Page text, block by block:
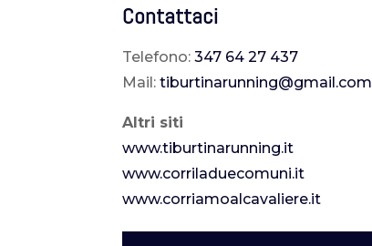
Contattaci
Telefono:347 64 27 437
Mail:tiburtinarunning@gmail.com
Altri siti
www.tiburtinarunning.it
www.corriladuecomuni.it
www.corriamoalcavaliere.it